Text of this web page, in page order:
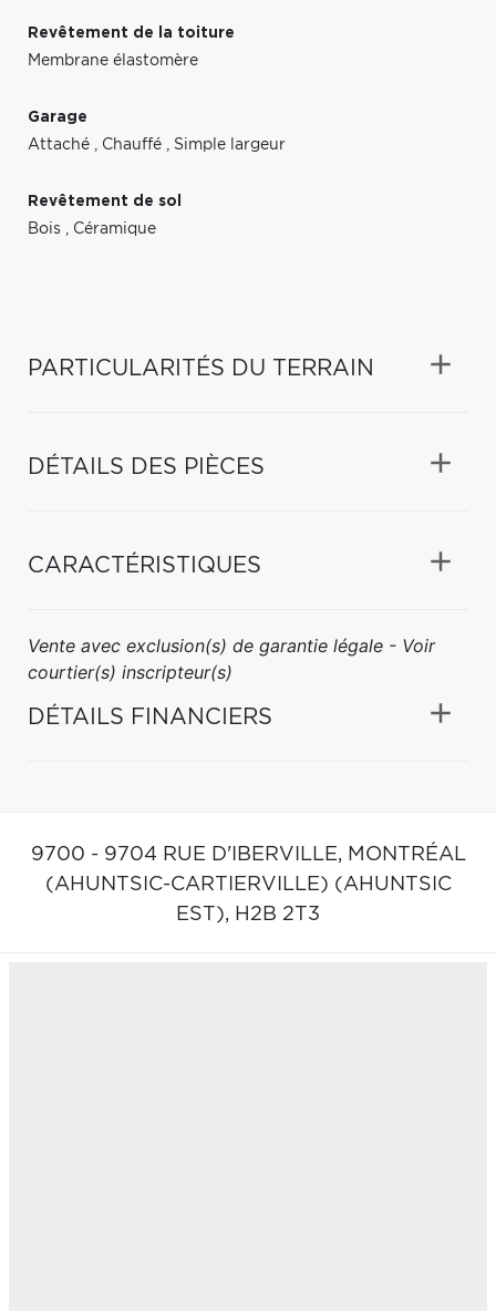
Revêtement de la toiture
Membrane élastomère
Garage
Attaché , Chauffé , Simple largeur
Revêtement de sol
Bois , Céramique
PARTICULARITÉS DU TERRAIN
DÉTAILS DES PIÈCES
CARACTÉRISTIQUES
Vente avec exclusion(s) de garantie légale - Voir
courtier(s) inscripteur(s)
DÉTAILS FINANCIERS
9700 - 9704 RUE D'IBERVILLE, MONTRÉAL
(AHUNTSIC-CARTIERVILLE) (AHUNTSIC
EST), H2B 2T3